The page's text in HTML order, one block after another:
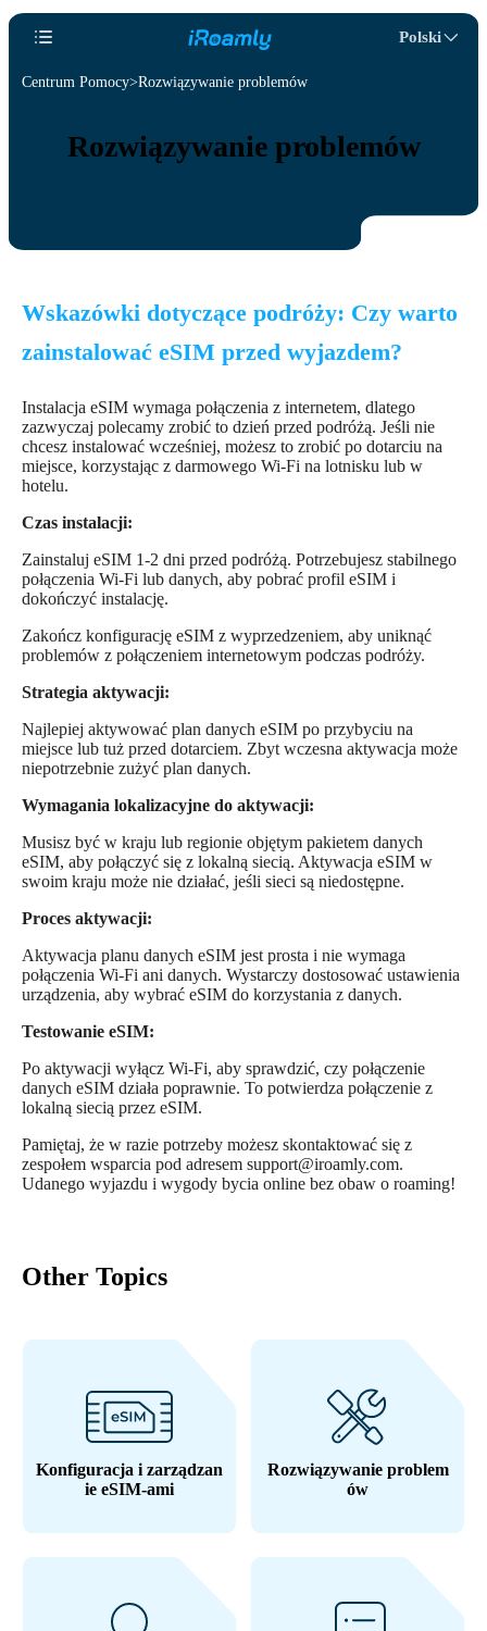
Polski
Centrum Pomocy Rozwiązywanie problemów
Rozwiązywanie problemów
Wskazówki dotyczące podróży: Czy warto
zainstalować eSIM przed wyjazdem?
Instalacja eSIM wymaga połączenia z internetem, dlatego
zazwyczaj polecamy zrobić to dzień przed podróżą. Jeśli nie
chcesz instalować wcześniej, możesz to zrobić po dotarciu na
miejsce, korzystając z darmowego Wi-Fi na lotnisku lub w
hotelu.
Czas instalacji:
Zainstaluj eSIM 1-2 dni przed podróżą. Potrzebujesz stabilnego
połączenia Wi-Fi lub danych, aby pobrać profil eSIM i
dokończyć instalację.
Zakończ konfigurację eSIM z wyprzedzeniem, aby uniknąć
problemów z połączeniem internetowym podczas podróży.
Strategia aktywacji:
Najlepiej aktywować plan danych eSIM po przybyciu na
miejsce lub tuż przed dotarciem. Zbyt wczesna aktywacja może
niepotrzebnie zużyć plan danych.
Wymagania lokalizacyjne do aktywacji:
Musisz być w kraju lub regionie objętym pakietem danych
eSIM, aby połączyć się z lokalną siecią. Aktywacja eSIM w
swoim kraju może nie działać, jeśli sieci są niedostępne.
Proces aktywacji:
Aktywacja planu danych eSIM jest prosta i nie wymaga
połączenia Wi-Fi ani danych. Wystarczy dostosować ustawienia
urządzenia, aby wybrać eSIM do korzystania z danych.
Testowanie eSIM:
Po aktywacji wyłącz Wi-Fi, aby sprawdzić, czy połączenie
danych eSIM działa poprawnie. To potwierdza połączenie z
lokalną siecią przez eSIM.
Pamiętaj, że w razie potrzeby możesz skontaktować się z
zespołem wsparcia pod adresem support@iroamly.com.
Udanego wyjazdu i wygody bycia online bez obaw o roaming!
Other Topics
Konfiguracja i zarządzan
ie eSIM-ami
Rozwiązywanie problem
ów